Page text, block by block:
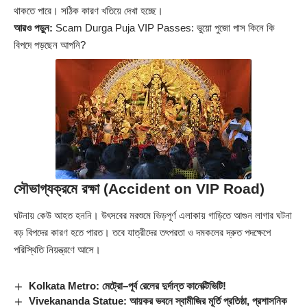
থাকতে পারে। সঠিক কারণ খতিয়ে দেখা হচ্ছে।
আরও পড়ুন: Scam Durga Puja VIP Passes: ভুয়ো পুজো পাস কিনে কি
বিপদে পড়ছেন আপনি?
সৌভাগ্যক্রমে রক্ষা(Accident on VIP Road)
ঘটনায় কেউ আহত হননি। উৎসবের মরশুমে ভিড়পূর্ণ এলাকায় গাড়িতে আগুন লাগার ঘটনা
বড় বিপদের কারণ হতে পারত। তবে যাত্রীদের তৎপরতা ও দমকলের দ্রুত পদক্ষেপে
পরিস্থিতি নিয়ন্ত্রণে আসে।
Kolkata Metro: মেট্রো–পূর্ব রেলের দুর্দান্ত কানেক্টিভিটি!
Vivekananda Statue: আয়কর ভবনে স্বামীজির মূর্তি প্রতিষ্ঠা, প্রশাসনিক